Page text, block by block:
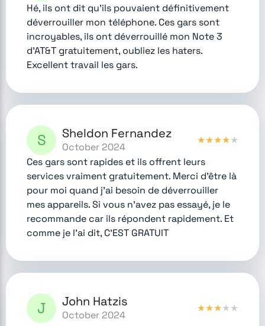
Hé, ils ont dit qu'ils pouvaient définitivement
déverrouiller mon téléphone. Ces gars sont
incroyables, ils ont déverrouillé mon Note 3
d'AT&T gratuitement, oubliez les haters.
Excellent travail les gars.
S Sheldon Fernandez
October 2024
★★★★★
Ces gars sont rapides et ils offrent leurs
services vraiment gratuitement. Merci d'être là
pour moi quand j'ai besoin de déverrouiller
mes appareils. Si vous n'avez pas essayé, je le
recommande car ils répondent rapidement. Et
comme je l'ai dit, C'EST GRATUIT
J John Hatzis
October 2024
★★★★★